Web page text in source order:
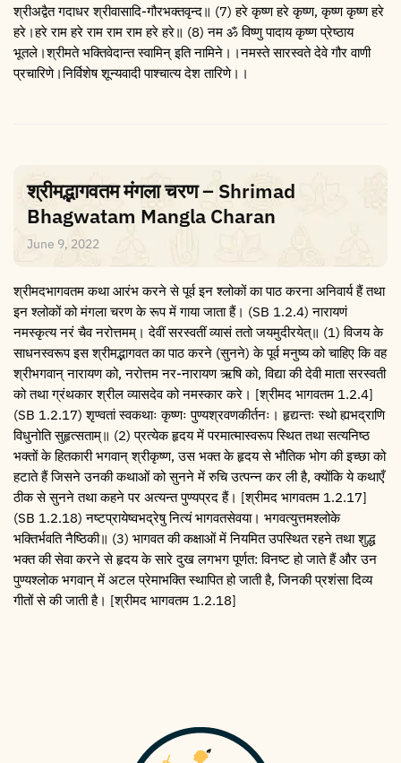
श्रीअद्वैत गदाधर श्रीवासादि-गौरभक्तवृन्द॥ (7) हरे कृष्ण हरे कृष्ण, कृष्ण कृष्ण हरे
हरे।हरे राम हरे राम राम राम हरे हरे॥ (8) नम ॐ विष्णु पादाय कृष्ण प्रेष्ठाय
भूतले।श्रीमते भक्तिवेदान्त स्वामिन् इति नामिने।।नमस्ते सारस्वते देवे गौर वाणी
प्रचारिणे।निर्विशेष शून्यवादी पाश्चात्य देश तारिणे।।
श्रीमद्भागवतम मंगला चरण – Shrimad
Bhagwatam Mangla Charan
June 9, 2022
श्रीमदभागवतम कथा आरंभ करने से पूर्व इन श्लोकों का पाठ करना अनिवार्य हैं तथा
इन श्लोकों को मंगला चरण के रूप में गाया जाता हैं। (SB 1.2.4) नारायणं
नमस्कृत्य नरं चैव नरोत्तमम्। देवीं सरस्वतीं व्यासं ततो जयमुदीरयेत्॥ (1) विजय के
साधनस्वरूप इस श्रीमद्भागवत का पाठ करने (सुनने) के पूर्व मनुष्य को चाहिए कि वह
श्रीभगवान् नारायण को, नरोत्तम नर-नारायण ऋषि को, विद्या की देवी माता सरस्वती
को तथा ग्रंथकार श्रील व्यासदेव को नमस्कार करे। [श्रीमद भागवतम 1.2.4]
(SB 1.2.17) शृण्वतां स्वकथाः कृष्णः पुण्यश्रवणकीर्तनः। हृद्यन्तः स्थो ह्यभद्राणि
विधुनोति सुहृत्सताम्॥ (2) प्रत्येक हृदय में परमात्मास्वरूप स्थित तथा सत्यनिष्ठ
भक्तों के हितकारी भगवान् श्रीकृष्ण, उस भक्त के हृदय से भौतिक भोग की इच्छा को
हटाते हैं जिसने उनकी कथाओं को सुनने में रुचि उत्पन्न कर ली है, क्योंकि ये कथाएँ
ठीक से सुनने तथा कहने पर अत्यन्त पुण्यप्रद हैं। [श्रीमद भागवतम 1.2.17]
(SB 1.2.18) नष्टप्रायेष्वभद्रेषु नित्यं भागवतसेवया। भगवत्युत्तमश्लोके
भक्तिर्भवति नैष्ठिकी॥ (3) भागवत की कक्षाओं में नियमित उपस्थित रहने तथा शुद्ध
भक्त की सेवा करने से हृदय के सारे दुख लगभग पूर्णत: विनष्ट हो जाते हैं और उन
पुण्यश्लोक भगवान् में अटल प्रेमाभक्ति स्थापित हो जाती है, जिनकी प्रशंसा दिव्य
गीतों से की जाती है। [श्रीमद भागवतम 1.2.18]